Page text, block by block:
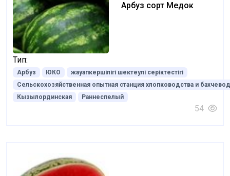
Арбуз сорт Медок
Тип:
Арбуз ЮКО
жауапкершілігі шектеулі серіктестігі
Сельскохозяйственная опытная станция хлопководства и
Кызылординская
Раннеспелый
54